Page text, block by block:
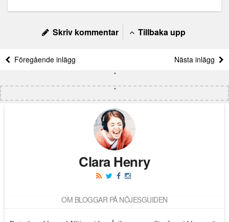
Skriv kommentar Tillbaka upp
Föregående inlägg Nästa inlägg
Clara Henry
OM BLOGGAR PÅ NÖJESGUIDEN